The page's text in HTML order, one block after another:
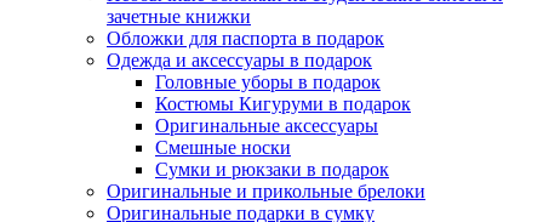
зачетные книжки
Обложки для паспорта в подарок
Одежда и аксессуары в подарок
Головные уборы в подарок
Костюмы Кигуруми в подарок
Оригинальные аксессуары
Смешные носки
Сумки и рюкзаки в подарок
Оригинальные и прикольные брелоки
Оригинальные подарки в сумку